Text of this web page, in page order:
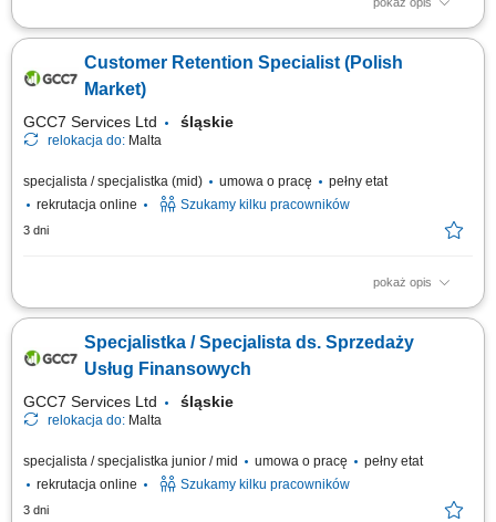
Opis stanowiska: Prowadzenie sprzedaży nowych samochodów
brak konieczności pozyskiwania klientów. Badanie potrzeb klienta i
skuteczne dopasowanie oferty. Budowanie długotrwałych, pozytywnych
Customer Retention Specialist (Polish
Market)
GCC7 Services Ltd śląskie
relokacja do: Malta
specjalista / specjalistka (mid) umowa o pracę
pełny etat
rekrutacja online
Szukamy kilku pracowników
3 dni
pokaż opis
Twoje zadania: Prowadzenie rozmów telefonicznych z klientami
edukacją finansową. Budowanie trwałych relacji z klientami i rozwijanie
współpracy z partnerami biznesowymi. Realizacja planów
Specjalistka / Specjalista ds. Sprzedaży
Usług Finansowych
GCC7 Services Ltd śląskie
relokacja do: Malta
specjalista / specjalistka junior / mid umowa o pracę
pełny etat
rekrutacja online
Szukamy kilku pracowników
3 dni